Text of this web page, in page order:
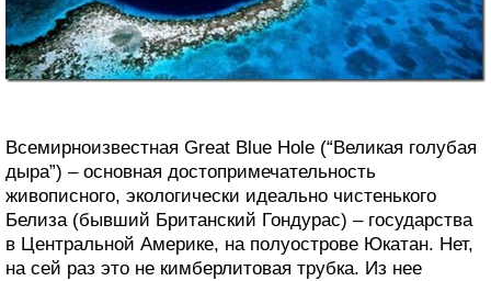
Всемирноизвестная Great Blue Hole (“Великая голубая
дыра”) – основная достопримечательность
живописного, экологически идеально чистенького
Белиза (бывший Британский Гондурас) – государства
в Центральной Америке, на полуострове Юкатан. Нет,
на сей раз это не кимберлитовая трубка. Из нее